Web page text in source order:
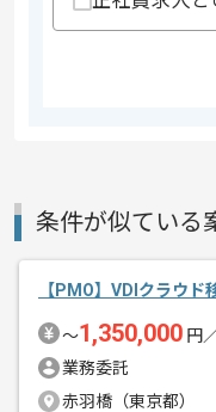
条件が似ている
【PMO】VDIクラウ
〜1,350,000 円
業務委託
赤羽橋（東京都）